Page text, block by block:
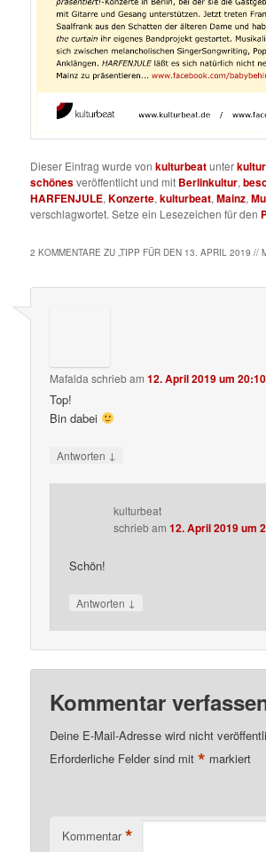
Dieser Eintrag wurde vonkulturbeatunter
schönesveröffentlicht und mit Berlinkultur,
HARFENJULE,Konzerte,kulturbeat,Mainz,
verschlagwortet. Setze ein Lesezeichen für den
2 KOMMENTARE ZU „TIPP FÜR DEN 13. APRIL 2019 //
Mafalda schriebam12. April 2019 um
Top!
Bin dabei
Antworten ↓
kulturbeat
schriebam12. April 2019 um
Schön!
Antworten ↓
Kommentar
Deine E-Mail-Adresse wird nicht
Erforderliche Felder sind mit* markiert
Kommentar *